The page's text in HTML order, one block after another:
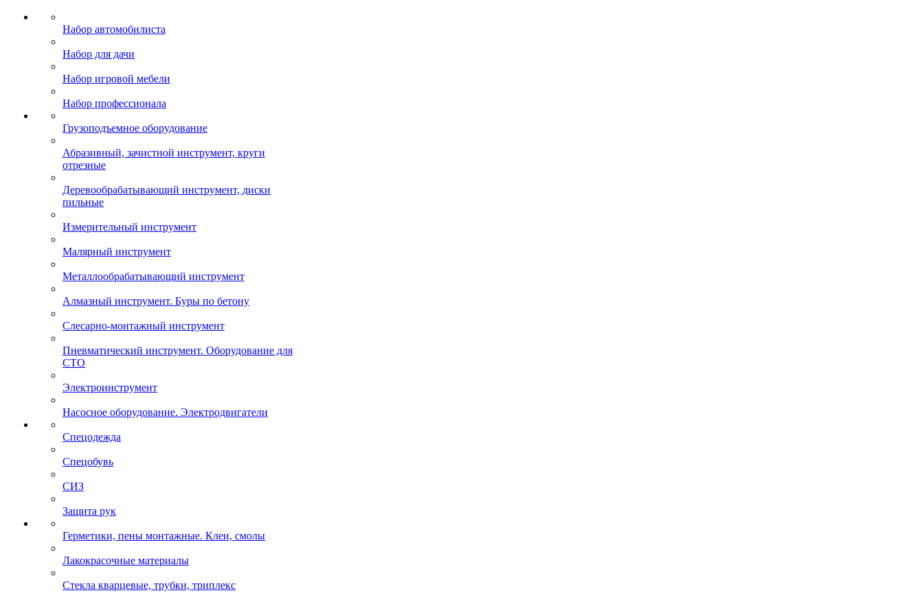
Набор автомобилиста
Набор для дачи
Набор игровой мебели
Набор профессионала
Грузоподъемное оборудование
Абразивный, зачистной инструмент, круги
отрезные
Деревообрабатывающий инструмент, диски
пильные
Измерительный инструмент
Малярный инструмент
Металлообрабатывающий инструмент
Алмазный инструмент. Буры по бетону
Слесарно-монтажный инструмент
Пневматический инструмент. Оборудование для
СТО
Электроинструмент
Насосное оборудование. Электродвигатели
Спецодежда
Спецобувь
СИЗ
Защита рук
Герметики, пены монтажные. Клеи, смолы
Лакокрасочные материалы
Стекла кварцевые, трубки, триплекс